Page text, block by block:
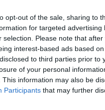
opt-out of the sale, sharing to
for targeted
selection. Please note that
interest-based ads based
to third parties prior
of your personal
This information may also be
Participants that may further